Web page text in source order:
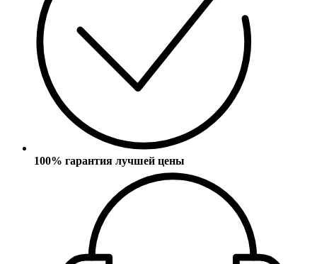
100% гарантия лучшей цены